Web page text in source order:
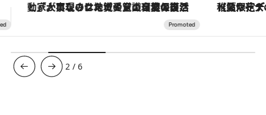
【夏限定ディナーコース】旬を迎える稚鮎や花ズッキーニなどをイタリア・トスカーナの郷土料理の手法で満喫！ 【銀座で出合う最旬美容】美髪ケアや上質
3 /6